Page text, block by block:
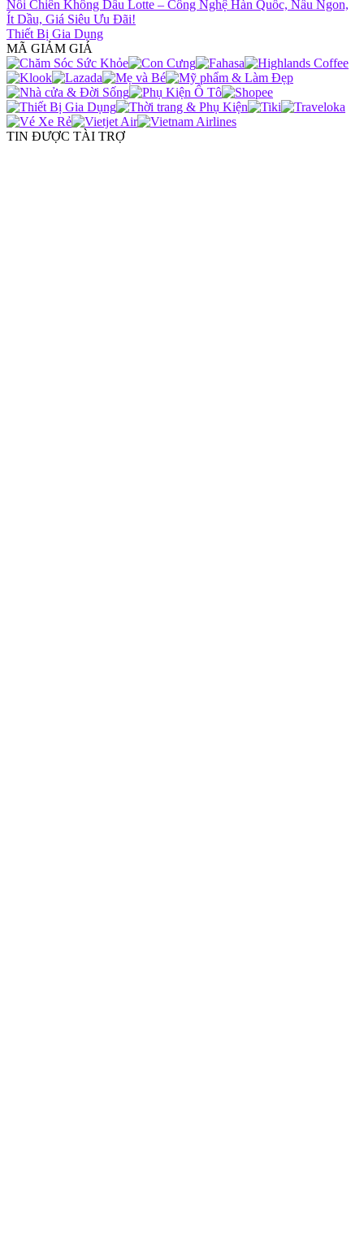
Nồi Chiên Không Dầu Lotte – Công Nghệ Hàn Quốc, Nấu Ngon,
Ít Dầu, Giá Siêu Ưu Đãi!
Thiết Bị Gia Dụng
MÃ GIẢM GIÁ
TIN ĐƯỢC TÀI TRỢ